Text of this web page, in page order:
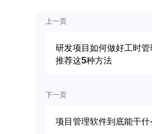
上一页
研发项目如何做好工时管
推荐这5种方法
下一页
项目管理软件到底能干什